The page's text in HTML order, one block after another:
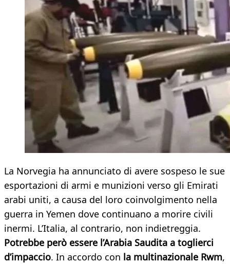
La Norvegia ha annunciato di avere sospeso le sue
esportazioni di armi e munizioni verso gli Emirati
arabi uniti, a causa del loro coinvolgimento nella
guerra in Yemen dove continuano a morire civili
inermi. L’Italia, al contrario, non indietreggia.
Potrebbe però essere l’Arabia Saudita a toglierci
d’impaccio. In accordo con la multinazionale Rwm,